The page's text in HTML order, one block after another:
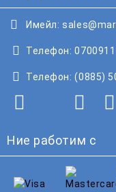
Имейл:
Телефон:
Телефон: (0885)
Ние работим с